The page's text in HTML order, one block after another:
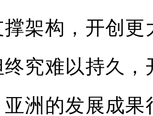
撑架构，开创
究难以持久
亚洲的发展成